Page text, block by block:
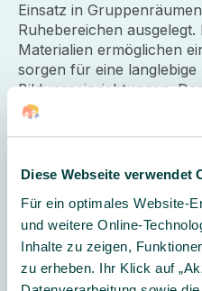
Diese Webseite verwendet
Für ein optimales Website-
und weitere Online-
Inhalte zu zeigen,
zu erheben. Ihr Klick auf
Einsatz in
Ruhebereichen ausgelegt.
Materialien ermöglichen
sorgen für eine langlebige
Bildungseinrichtungen.
und
harmonisch in
Bitte wählen Sie die
DropDown-Menü aus.